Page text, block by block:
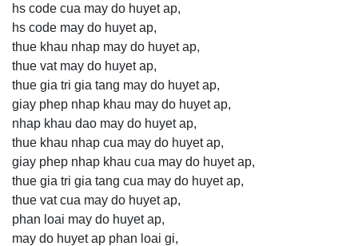
hs code cua may do huyet ap,
hs code may do huyet ap,
thue khau nhap may do huyet ap,
thue vat may do huyet ap,
thue gia tri gia tang may do huyet ap,
giay phep nhap khau may do huyet ap,
nhap khau dao may do huyet ap,
thue khau nhap cua may do huyet ap,
giay phep nhap khau cua may do huyet ap,
thue gia tri gia tang cua may do huyet ap,
thue vat cua may do huyet ap,
phan loai may do huyet ap,
may do huyet ap phan loai gi,